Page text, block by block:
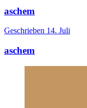
aschem
Geschrieben 14. Juli
aschem